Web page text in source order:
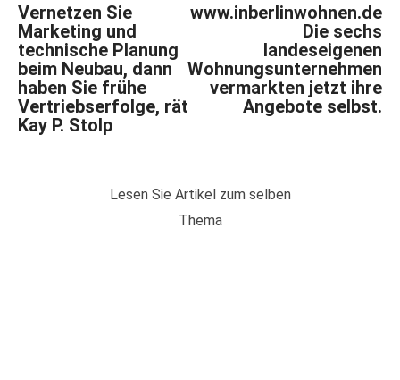
Vernetzen Sie
Marketing und
technische Planung
beim Neubau, dann
haben Sie frühe
Vertriebserfolge, rät
Kay P. Stolp
www.inberlinwohnen.de
Die sechs
landeseigenen
Wohnungsunternehmen
vermarkten jetzt ihre
Angebote selbst.
Lesen Sie Artikel zum selben
Thema